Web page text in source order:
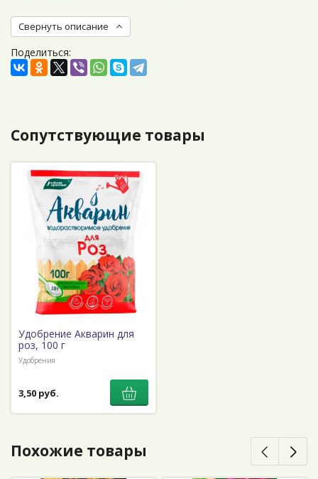
Свернуть описание
Поделиться:
Сопутствующие товары
Удобрение Акварин для
роз, 100 г
Удобрения
3,50 руб.
Похожие товары